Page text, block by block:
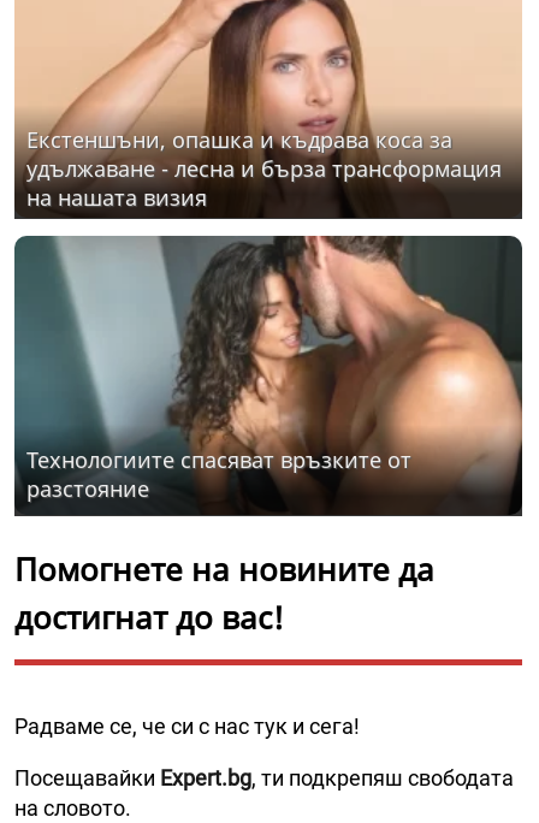
Екстеншъни, опашка и къдрава коса за
удължаване - лесна и бърза трансформация
на нашата визия
Технологиите спасяват връзките от
разстояние
Помогнете на новините да
достигнат до вас!
Радваме се, че си с нас тук и сега!
Посещавайки Expert.bg, ти подкрепяш свободата
на словото.